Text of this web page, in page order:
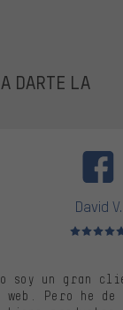
DARTE LA
David V.
Valoración
soy un gran
web. Pero he